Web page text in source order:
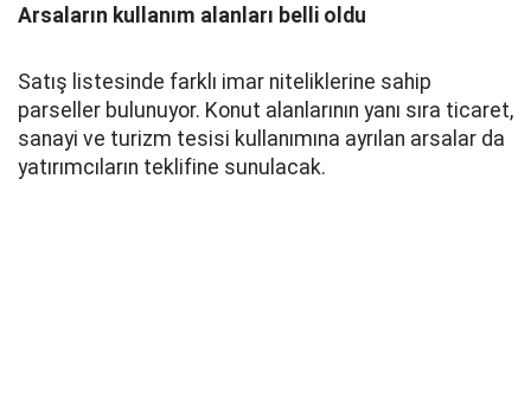
Arsaların kullanım alanları belli oldu
Satış listesinde farklı imar niteliklerine sahip
parseller bulunuyor. Konut alanlarının yanı sıra ticaret,
sanayi ve turizm tesisi kullanımına ayrılan arsalar da
yatırımcıların teklifine sunulacak.